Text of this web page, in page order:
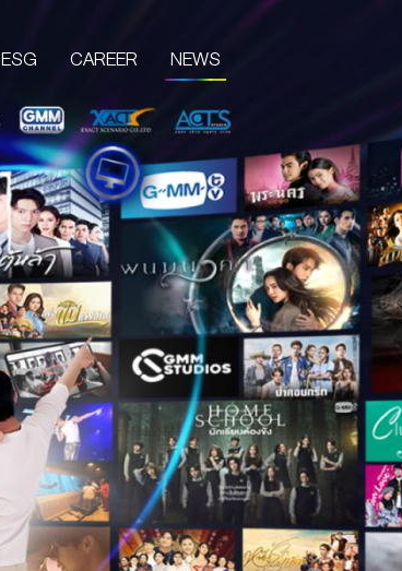
ESG CAREER NEWS
PRODUCTS & SERVICES
CONTENT CREATOR
MEDIA
LIVE & EVENT
STUDIO RENTAL
ARTIST MANAGEMENT
MERCHANDISE